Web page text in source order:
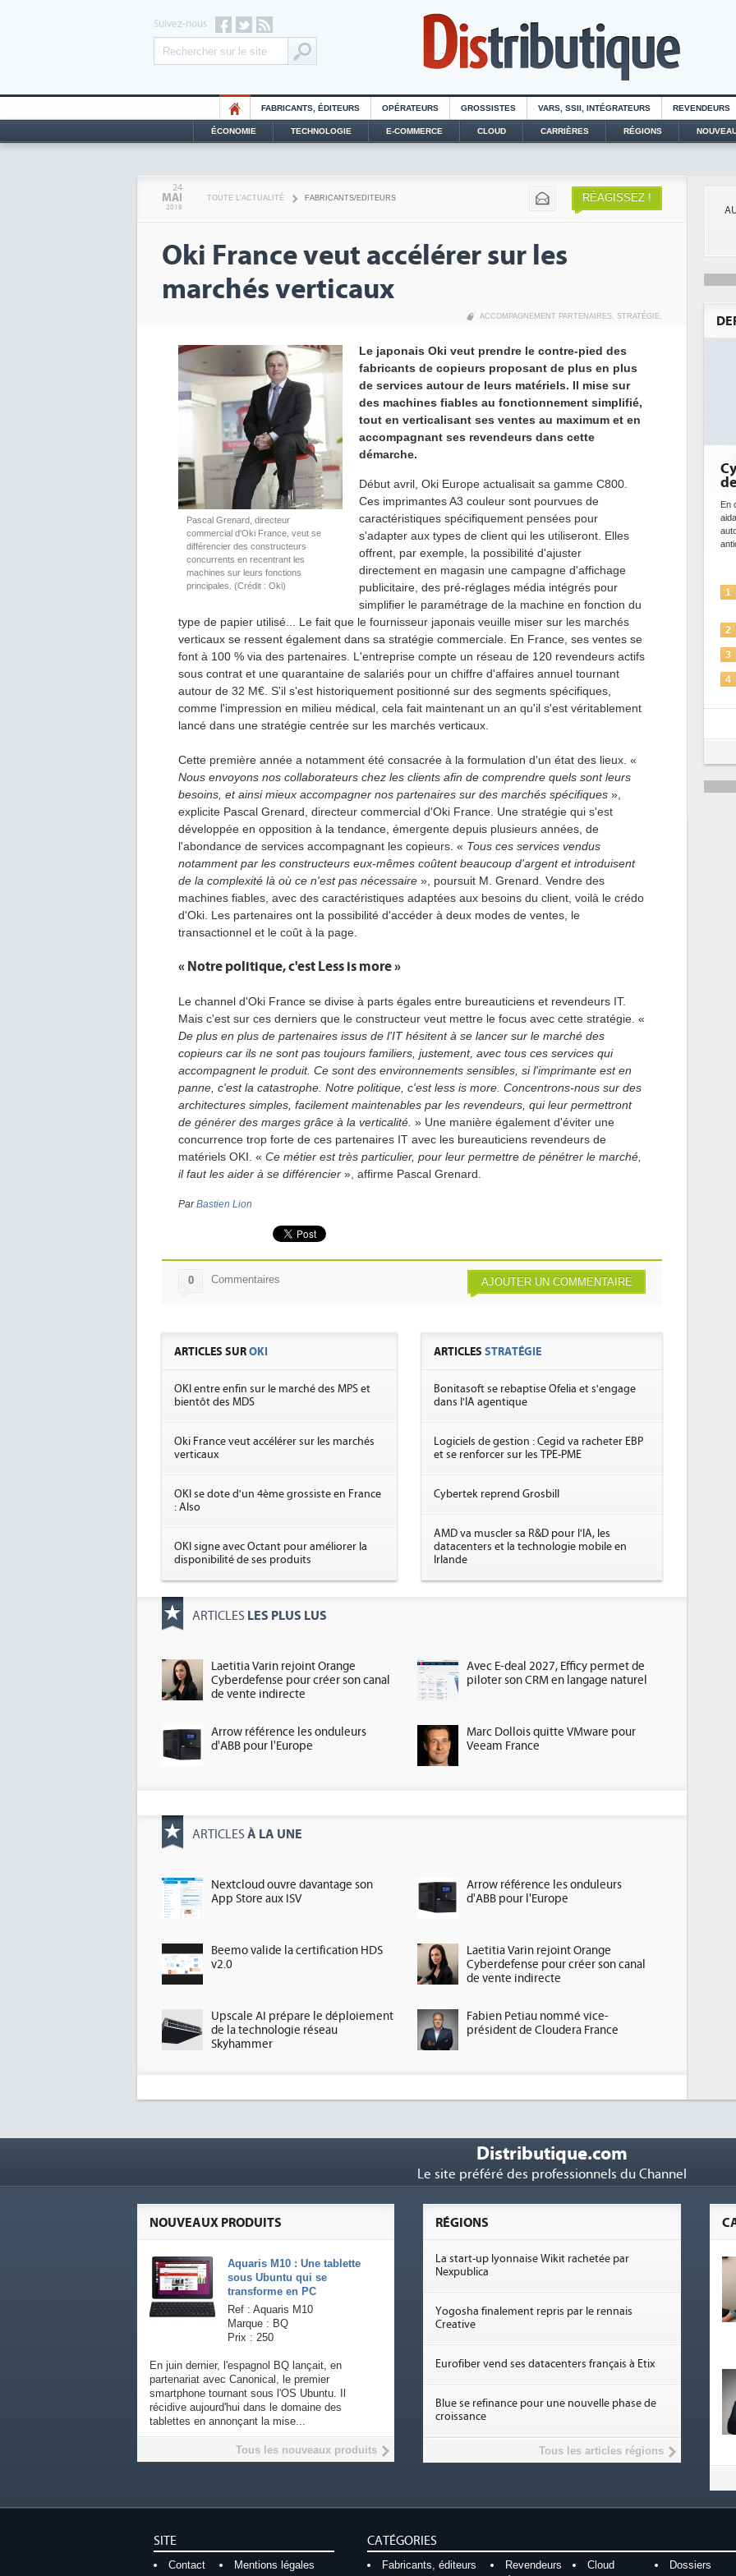
Suivez-nous
FABRICANTS, ÉDITEURS OPÉRATEURS GROSSISTES VARS, SSII, INTÉGRATEURS REVENDEURS
ÉCONOMIE TECHNOLOGIE E-COMMERCE CLOUD CARRIÈRES RÉGIONS
24
MAI
2019
TOUTE L'ACTUALITÉ FABRICANTS/EDITEURS RÉAGISSEZ !
Oki France veut accélérer sur les
marchés verticaux
ACCOMPAGNEMENT PARTENAIRES, STRATÉGIE,
Pascal Grenard, directeur
commercial d'Oki France, veut se
différencier des constructeurs
concurrents en recentrant les
machines sur leurs fonctions
principales. (Crédit : Oki)
Le japonais Oki veut prendre le contre-pied des
fabricants de copieurs proposant de plus en plus
de services autour de leurs matériels. Il mise sur
des machines fiables au fonctionnement simplifié,
tout en verticalisant ses ventes au maximum et en
accompagnant ses revendeurs dans cette
démarche.
Début avril, Oki Europe actualisait sa gamme C800.
Ces imprimantes A3 couleur sont pourvues de
caractéristiques spécifiquement pensées pour
s'adapter aux types de client qui les utiliseront. Elles
offrent, par exemple, la possibilité d'ajuster
directement en magasin une campagne d'affichage
publicitaire, des pré-réglages média intégrés pour
simplifier le paramétrage de la machine en fonction du
type de papier utilisé... Le fait que le fournisseur japonais veuille miser sur les marchés
verticaux se ressent également dans sa stratégie commerciale. En France, ses ventes se
font à 100 % via des partenaires. L'entreprise compte un réseau de 120 revendeurs actifs
sous contrat et une quarantaine de salariés pour un chiffre d'affaires annuel tournant
autour de 32 M€. S'il s'est historiquement positionné sur des segments spécifiques,
comme l'impression en milieu médical, cela fait maintenant un an qu'il s'est véritablement
lancé dans une stratégie centrée sur les marchés verticaux.
Cette première année a notamment été consacrée à la formulation d'un état des lieux. «
Nous envoyons nos collaborateurs chez les clients afin de comprendre quels sont leurs
besoins, et ainsi mieux accompagner nos partenaires sur des marchés spécifiques »,
explicite Pascal Grenard, directeur commercial d'Oki France. Une stratégie qui s'est
développée en opposition à la tendance, émergente depuis plusieurs années, de
l'abondance de services accompagnant les copieurs. « Tous ces services vendus
notamment par les constructeurs eux-mêmes coûtent beaucoup d'argent et introduisent
de la complexité là où ce n'est pas nécessaire », poursuit M. Grenard. Vendre des
machines fiables, avec des caractéristiques adaptées aux besoins du client, voilà le crédo
d'Oki. Les partenaires ont la possibilité d'accéder à deux modes de ventes, le
transactionnel et le coût à la page.
« Notre politique, c'est Less is more »
Le channel d'Oki France se divise à parts égales entre bureauticiens et revendeurs IT.
Mais c'est sur ces derniers que le constructeur veut mettre le focus avec cette stratégie. «
De plus en plus de partenaires issus de l'IT hésitent à se lancer sur le marché des
copieurs car ils ne sont pas toujours familiers, justement, avec tous ces services qui
accompagnent le produit. Ce sont des environnements sensibles, si l'imprimante est en
panne, c'est la catastrophe. Notre politique, c'est less is more. Concentrons-nous sur des
architectures simples, facilement maintenables par les revendeurs, qui leur permettront
de générer des marges grâce à la verticalité. » Une manière également d'éviter une
concurrence trop forte de ces partenaires IT avec les bureauticiens revendeurs de
matériels OKI. « Ce métier est très particulier, pour leur permettre de pénétrer le marché,
il faut les aider à se différencier », affirme Pascal Grenard.
ParBastien Lion
AJOUTER UN COMMENTAIRE
0 Commentaires
ARTICLES SUROKI
OKI entre enfin sur le marché des MPS et
bientôt des MDS
Oki France veut accélérer sur les marchés
verticaux
OKI se dote d'un 4ème grossiste en France
: Also
OKI signe avec Octant pour améliorer la
disponibilité de ses produits
ARTICLESSTRATÉGIE
Bonitasoft se rebaptise Ofelia et s'engage
dans l'IA agentique
Logiciels de gestion : Cegid va racheter EBP
et se renforcer sur les TPE-PME
Cybertek reprend Grosbill
AMD va muscler sa R&D pour l'IA, les
datacenters et la technologie mobile en
Irlande
ARTICLES LES PLUS LUS
Laetitia Varin rejoint Orange
Cyberdefense pour créer son canal
de vente indirecte
Avec E-deal 2027, Efficy permet de
piloter son CRM en langage naturel
Arrow référence les onduleurs
d'ABB pour l'Europe
Marc Dollois quitte VMware pour
Veeam France
ARTICLES À LA UNE
Nextcloud ouvre davantage son
App Store aux ISV
Arrow référence les onduleurs
d'ABB pour l'Europe
Beemo valide la certification HDS
v2.0
Laetitia Varin rejoint Orange
Cyberdefense pour créer son canal
de vente indirecte
Upscale AI prépare le déploiement
de la technologie réseau
Skyhammer
Fabien Petiau nommé vice-
président de Cloudera France
Cybersécurité, le double visage
de l'IA
En cybersécurité, l'IA joue un double rôle : le gentil en
aidant à détecter et à prévenir les menaces, à
automatiser les processus de sécurité, à simuler et
anticiper les...
1
L'IA, déjà bien présente dans les
solutions de sécurité et...
La sécurité des IA en question
3 Sécuriser les IA par l'IA
4
IA et conformité : un défi crucial
pour les entreprises
Une IA de confiance pour une IA
Distributique.com
Le site préféré des professionnels du Channel
NOUVEAUX PRODUITS
Aquaris M10 : Une tablette
sous Ubuntu qui se
transforme en PC
Ref : Aquaris M10
Marque : BQ
Prix : 250
En juin dernier, l'espagnol BQ lançait, en
partenariat avec Canonical, le premier
smartphone tournant sous l'OS Ubuntu. Il
récidive aujourd'hui dans le domaine des
tablettes en annonçant la mise...
Tous les nouveaux produits
RÉGIONS
La start-up lyonnaise Wikit rachetée par
Nexpublica
Yogosha finalement repris par le rennais
Creative
Eurofiber vend ses datacenters français à Etix
Blue se refinance pour une nouvelle phase de
croissance
Tous les articles régions
SITE
Contact Mentions légales
CATÉGORIES
Fabricants, éditeurs Revendeurs Cloud Dossiers